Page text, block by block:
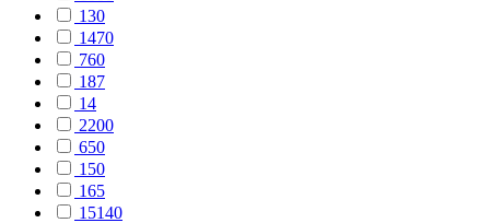
130
1470
760
187
14
2200
650
150
165
15140